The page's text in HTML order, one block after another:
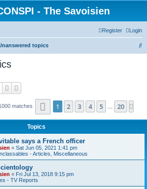
- The Savoisien
Login
Register
topics
S
Search
matches Page 1of 20
1 2 3 4 5 20
Topics
says a French officer
« Sat Jun 05, 2021 1:41 pm
- Articles, Miscellaneous
« Fri Jul 13, 2018 9:15 pm
- TV Reports